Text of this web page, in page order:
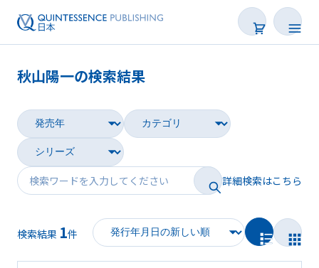
雑誌
映像
電子BOOK
著者一覧
秋山陽一の検索結果
詳細検索はこちら
検索結果 1件